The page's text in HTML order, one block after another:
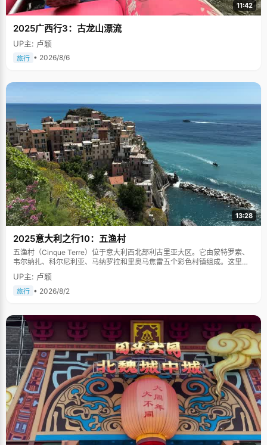
11:42
2025广西行3：古龙山漂流
UP主: 卢颖
旅行 • 2026/8/6
13:28
2025意大利之行10：五渔村
五渔村（Cinque Terre）位于意大利西北部利古里亚大区。它由蒙特罗索、
韦尔纳扎、科尔尼利亚、马纳罗拉和里奥马焦雷五个彩色村镇组成。这里依
山傍海，房屋色彩斑斓，1997年被列为世界文化遗产。
UP主: 卢颖
旅行 • 2026/8/2